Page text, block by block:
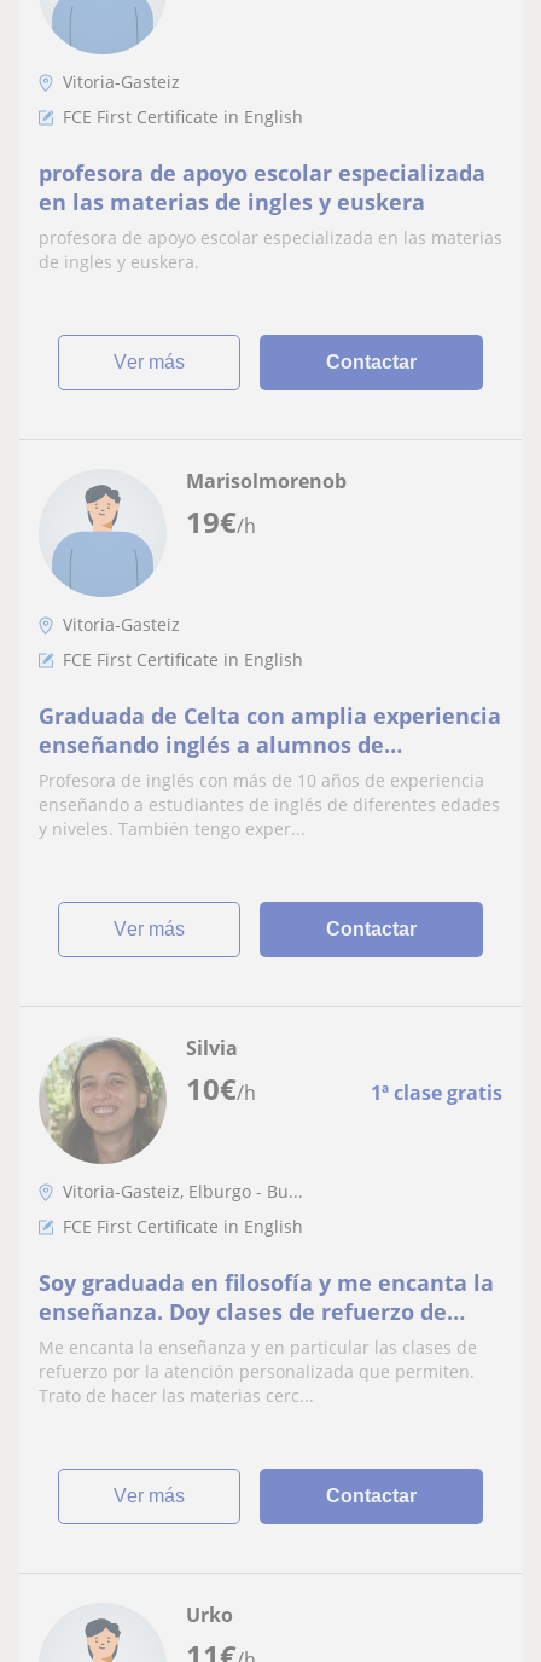
Vitoria-Gasteiz
FCE First Certificate in English
profesora de apoyo escolar especializada
en las materias de ingles y euskera
profesora de apoyo escolar especializada en las materias
de ingles y euskera.
ver más Contactar
19€/h
Marisolmorenob
Vitoria-Gasteiz
FCE First Certificate in English
Graduada de Celta con amplia experiencia
enseñando inglés a alumnos de
diferentes edades y niveles.
Profesora de inglés con más de 10 años de experiencia
enseñando a estudiantes de inglés de diferentes edades
y niveles. También tengo exper...
ver más Contactar
10€/h 1ª clase gratis
Silvia
Vitoria-Gasteiz, Elburgo - Bu...
FCE First Certificate in English
Soy graduada en filosofía y me encanta la
enseñanza. Doy clases de refuerzo de
distintas materias para Primaria y la ESO.
Pasé seis meses en Inglaterra, por lo que
mi nivel de inglés es muy bueno.
Me encanta la enseñanza y en particular las clases de
refuerzo por la atención personalizada que permiten.
Trato de hacer las materias cerc...
ver más Contactar
Urko